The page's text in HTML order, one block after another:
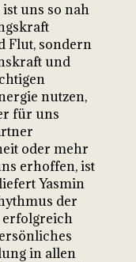
uns so nah
Flut, sondern
und
nutzen,
für uns
oder mehr
erhoffen, ist
Yasmin
der
erfolgreich
in allen